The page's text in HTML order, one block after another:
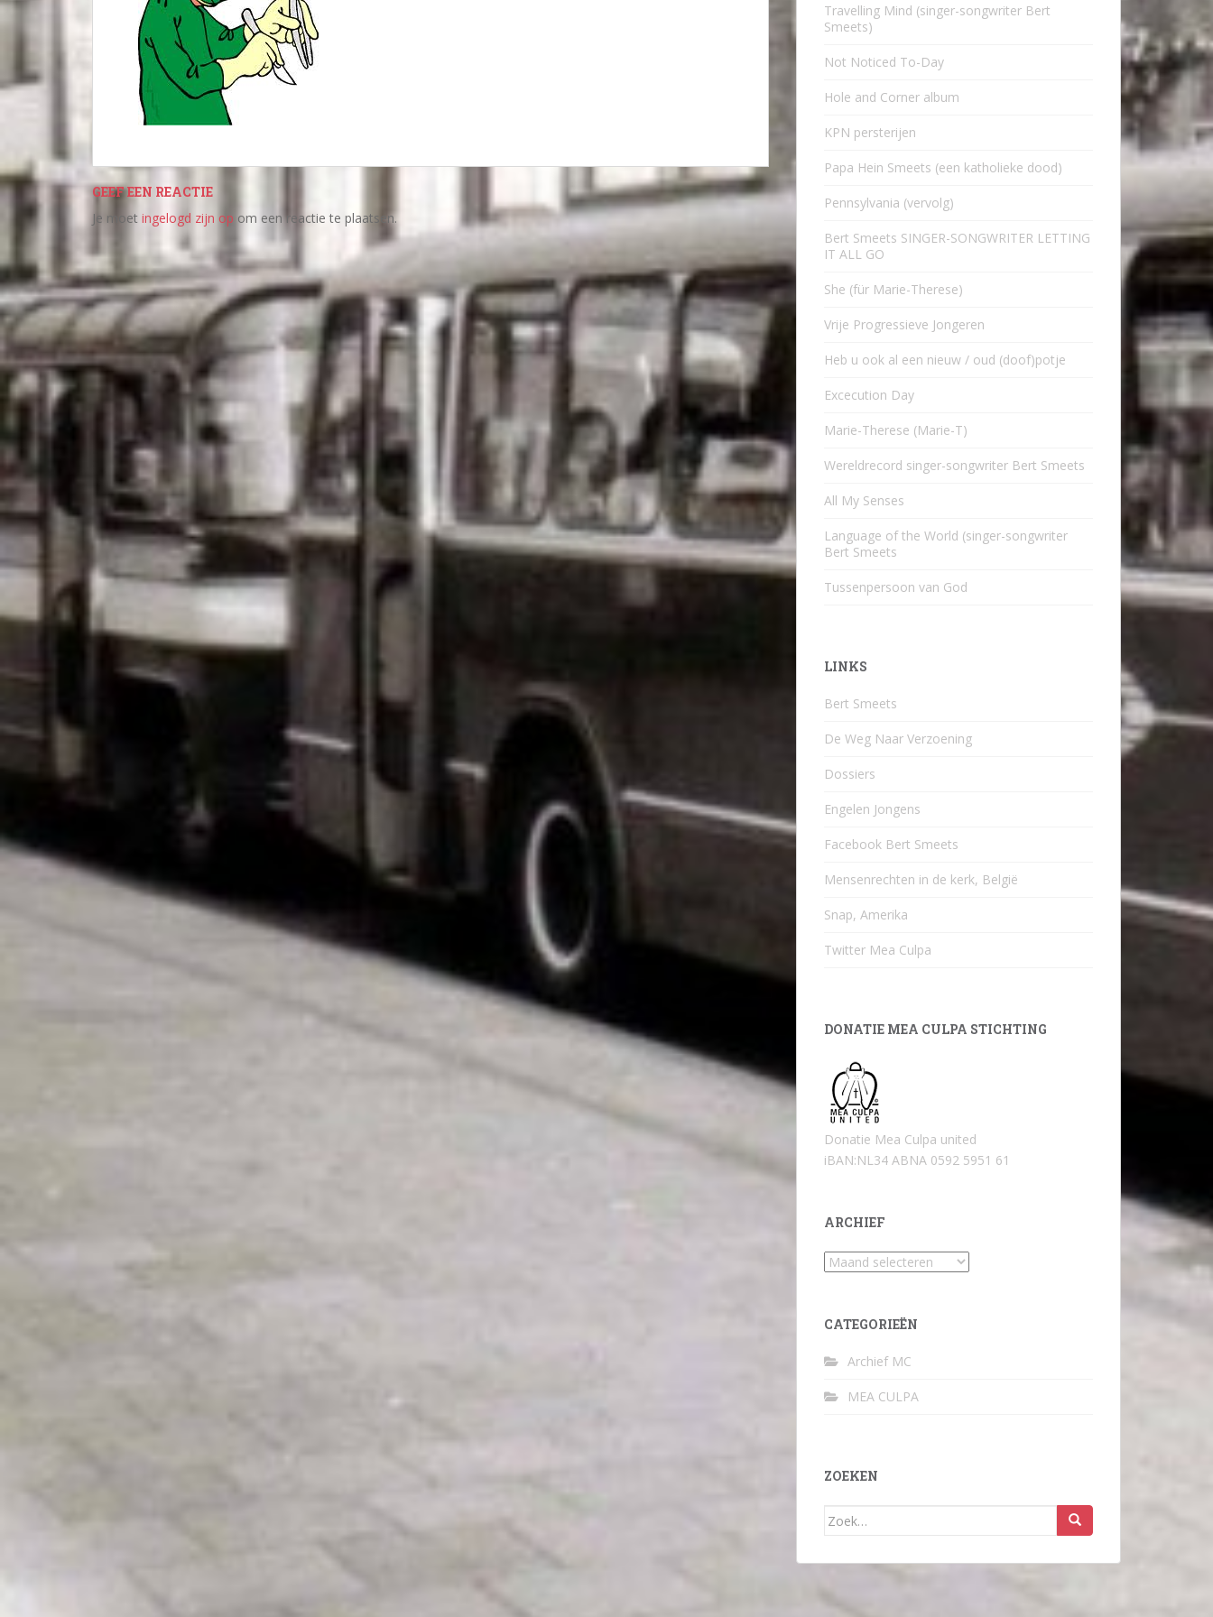
GEEF EEN REACTIE
Je moet ingelogd zijn op om een reactie te plaatsen.
Travelling Mind (singer-songwriter Bert
Smeets)
Not Noticed To-Day
Hole and Corner album
KPN persterijen
Papa Hein Smeets (een katholieke dood)
Pennsylvania (vervolg)
Bert Smeets SINGER-SONGWRITER LETTING
IT ALL GO
She (für Marie-Therese)
Vrije Progressieve Jongeren
Heb u ook al een nieuw / oud (doof)potje
Excecution Day
Marie-Therese (Marie-T)
Wereldrecord singer-songwriter Bert Smeets
All My Senses
Language of the World (singer-songwriter
Bert Smeets
Tussenpersoon van God
LINKS
Bert Smeets
De Weg Naar Verzoening
Dossiers
Engelen Jongens
Facebook Bert Smeets
Mensenrechten in de kerk, België
Snap, Amerika
Twitter Mea Culpa
DONATIE MEA CULPA STICHTING
Donatie Mea Culpa united
iBAN:NL34 ABNA 0592 5951 61
ARCHIEF
Archief
CATEGORIEËN
Archief MC
MEA CULPA
ZOEKEN
Zoek